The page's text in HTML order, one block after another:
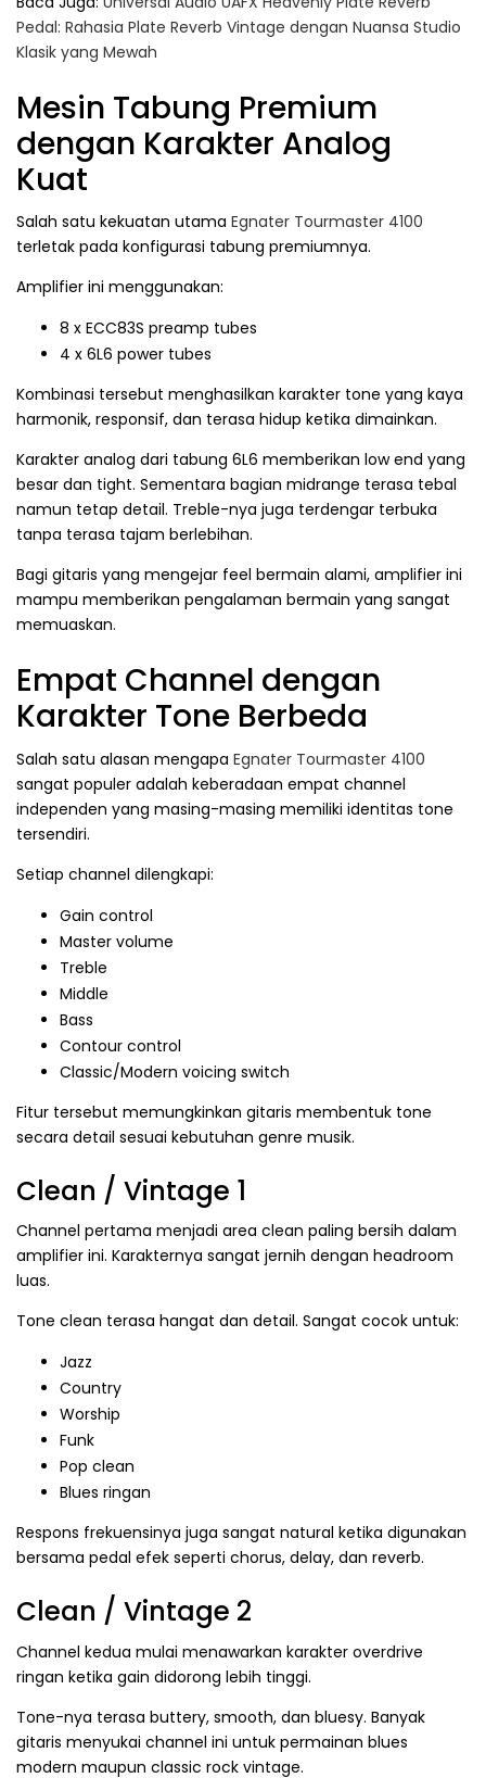
Pedal: Rahasia Plate Reverb Vintage dengan Nuansa Studio
Klasik yang Mewah
Mesin Tabung Premium
dengan Karakter Analog
Kuat
Salah satu kekuatan utama Egnater Tourmaster 4100
terletak pada konfigurasi tabung premiumnya.
Amplifier ini menggunakan:
8 x ECC83S preamp tubes
4 x 6L6 power tubes
Kombinasi tersebut menghasilkan karakter tone yang kaya
harmonik, responsif, dan terasa hidup ketika dimainkan.
Karakter analog dari tabung 6L6 memberikan low end yang
besar dan tight. Sementara bagian midrange terasa tebal
namun tetap detail. Treble-nya juga terdengar terbuka
tanpa terasa tajam berlebihan.
Bagi gitaris yang mengejar feel bermain alami, amplifier ini
mampu memberikan pengalaman bermain yang sangat
memuaskan.
Empat Channel dengan
Karakter Tone Berbeda
Salah satu alasan mengapa Egnater Tourmaster 4100
sangat populer adalah keberadaan empat channel
independen yang masing-masing memiliki identitas tone
tersendiri.
Setiap channel dilengkapi:
Gain control
Master volume
Treble
Middle
Bass
Contour control
Classic/Modern voicing switch
Fitur tersebut memungkinkan gitaris membentuk tone
secara detail sesuai kebutuhan genre musik.
Clean / Vintage 1
Channel pertama menjadi area clean paling bersih dalam
amplifier ini. Karakternya sangat jernih dengan headroom
luas.
Tone clean terasa hangat dan detail. Sangat cocok untuk:
Jazz
Country
Worship
Funk
Pop clean
Blues ringan
Respons frekuensinya juga sangat natural ketika digunakan
bersama pedal efek seperti chorus, delay, dan reverb.
Clean / Vintage 2
Channel kedua mulai menawarkan karakter overdrive
ringan ketika gain didorong lebih tinggi.
Tone-nya terasa buttery, smooth, dan bluesy. Banyak
gitaris menyukai channel ini untuk permainan blues
modern maupun classic rock vintage.